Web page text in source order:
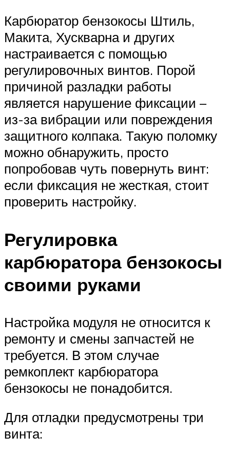
Карбюратор бензокосы Штиль,
Макита, Хускварна и других
настраивается с помощью
регулировочных винтов. Порой
причиной разладки работы
является нарушение фиксации –
из-за вибрации или повреждения
защитного колпака. Такую поломку
можно обнаружить, просто
попробовав чуть повернуть винт:
если фиксация не жесткая, стоит
проверить настройку.
Регулировка
карбюратора бензокосы
своими руками
Настройка модуля не относится к
ремонту и смены запчастей не
требуется. В этом случае
ремкоплект карбюратора
бензокосы не понадобится.
Для отладки предусмотрены три
винта: